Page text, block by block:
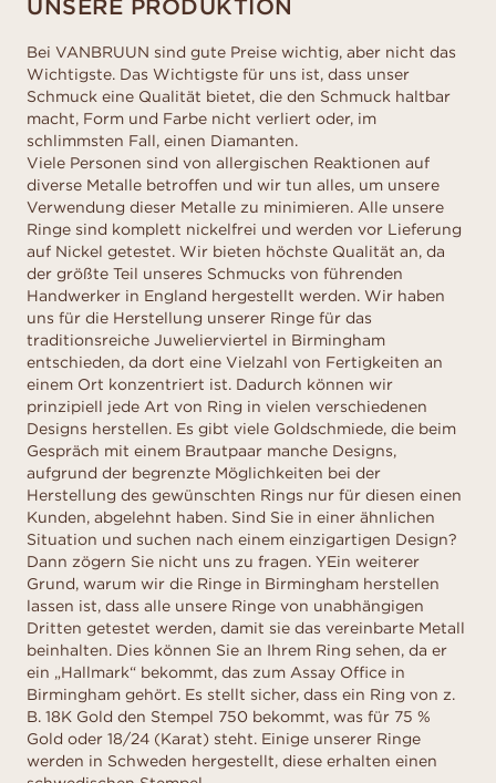
UNSERE PRODUKTION
Bei VANBRUUN sind gute Preise wichtig, aber nicht das
Wichtigste. Das Wichtigste für uns ist, dass unser
Schmuck eine Qualität bietet, die den Schmuck haltbar
macht, Form und Farbe nicht verliert oder, im
schlimmsten Fall, einen Diamanten.
Viele Personen sind von allergischen Reaktionen auf
diverse Metalle betroffen und wir tun alles, um unsere
Verwendung dieser Metalle zu minimieren. Alle unsere
Ringe sind komplett nickelfrei und werden vor Lieferung
auf Nickel getestet. Wir bieten höchste Qualität an, da
der größte Teil unseres Schmucks von führenden
Handwerker in England hergestellt werden. Wir haben
uns für die Herstellung unserer Ringe für das
traditionsreiche Juwelierviertel in Birmingham
entschieden, da dort eine Vielzahl von Fertigkeiten an
einem Ort konzentriert ist. Dadurch können wir
prinzipiell jede Art von Ring in vielen verschiedenen
Designs herstellen. Es gibt viele Goldschmiede, die beim
Gespräch mit einem Brautpaar manche Designs,
aufgrund der begrenzte Möglichkeiten bei der
Herstellung des gewünschten Rings nur für diesen einen
Kunden, abgelehnt haben. Sind Sie in einer ähnlichen
Situation und suchen nach einem einzigartigen Design?
Dann zögern Sie nicht uns zu fragen. YEin weiterer
Grund, warum wir die Ringe in Birmingham herstellen
lassen ist, dass alle unsere Ringe von unabhängigen
Dritten getestet werden, damit sie das vereinbarte Metall
beinhalten. Dies können Sie an Ihrem Ring sehen, da er
ein „Hallmark“ bekommt, das zum Assay Office in
Birmingham gehört. Es stellt sicher, dass ein Ring von z.
B. 18K Gold den Stempel 750 bekommt, was für 75 %
Gold oder 18/24 (Karat) steht. Einige unserer Ringe
werden in Schweden hergestellt, diese erhalten einen